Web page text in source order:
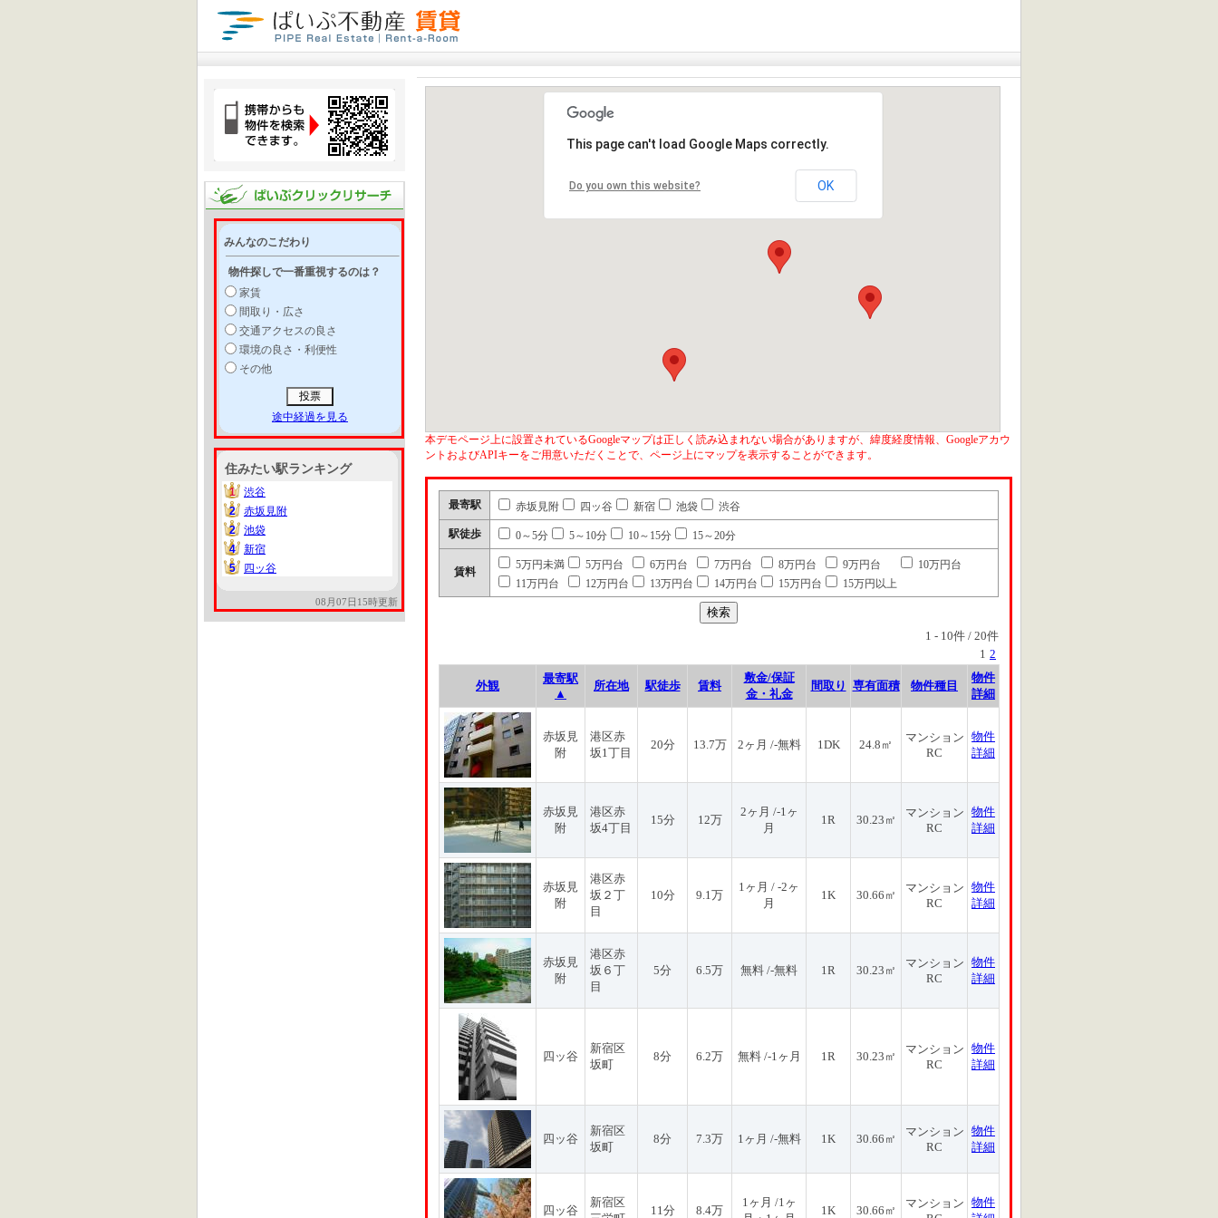
みんなのこだわり
物件探しで一番重視するのは？
家賃
間取り・広さ
交通アクセスの良さ
環境の良さ・利便性
その他
途中経過を見る
住みたい駅ランキング
1
1
渋谷
2
2
赤坂見附
2
2
池袋
4
4
新宿
5
5 四ッ谷
08月07日15時更新
This page can't load Google Maps correctly.
Do you own this website? OK
本デモページ上に設置されているGoogleマップは正しく読み込まれない場合がありますが、緯度経度情報、Googleアカウ
ントおよびAPIキーをご用意いただくことで、ページ上にマップを表示することができます。
最寄駅 赤坂見附 四ッ谷 新宿 池袋 渋谷
駅徒歩 0～5分 5～10分 10～15分 15～20分
賃料
5万円未満 5万円台 6万円台 7万円台 8万円台 9万円台
10万円台
11万円台
12万円台 13万円台 14万円台 15万円台 15万円以上
1 - 10件 / 20件
1 2
外観
最寄駅
▲
所在地 駅徒歩 賃料
敷金/保証
金・礼金
間取り 専有面積 物件種目
物件
詳細
赤坂見
附
港区赤
坂1丁目
20分 13.7万 2ヶ月 /-無料 1DK 24.8㎡
マンション
RC
物件
詳細
赤坂見
附
港区赤
坂4丁目
15分 12万
2ヶ月 /-1ヶ
月
1R 30.23㎡
マンション
RC
物件
詳細
赤坂見
附
港区赤
坂２丁
目
10分 9.1万
1ヶ月 / -2ヶ
月
1K 30.66㎡
マンション
RC
物件
詳細
赤坂見
附
港区赤
坂６丁
目
5分 6.5万 無料 /-無料 1R 30.23㎡
マンション
RC
物件
詳細
四ッ谷
新宿区
坂町
8分 6.2万 無料 /-1ヶ月 1R 30.23㎡
マンション
RC
物件
詳細
四ッ谷
新宿区
坂町
8分 7.3万 1ヶ月 /-無料 1K 30.66㎡
マンション
RC
物件
詳細
四ッ谷
新宿区
11分 8.4万
1ヶ月 /1ヶ
1K 30.66㎡
マンション 物件